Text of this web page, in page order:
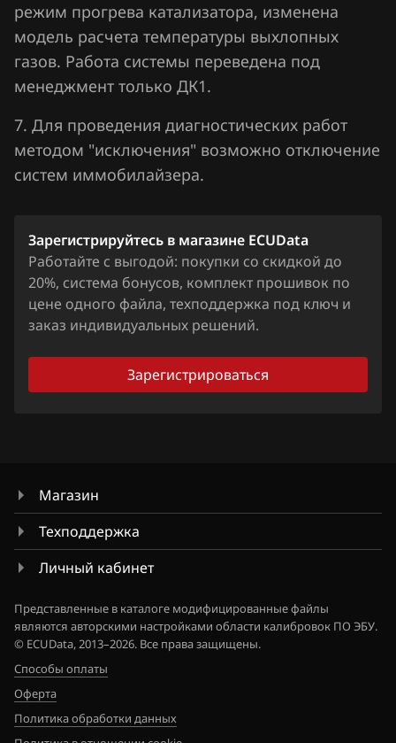
Livan
Luxgen
Maserati
Mazda
MG
Mini
Mitsubishi
Nissan
Omoda
Porsche
Ravon
Renault
Saab
Seat
SGMW
Shacman
режим прогрева катализатора, изменена
модель расчета температуры выхлопных
газов. Работа системы переведена под
менеджмент только ДК1.
7. Для проведения диагностических работ
методом "исключения" возможно отключение
систем иммобилайзера.
Зарегистрируйтесь в магазине ECUData
Работайте с выгодой: покупки со скидкой до
20%, система бонусов, комплект прошивок по
цене одного файла, техподдержка под ключ и
заказ индивидуальных решений.
Зарегистрироваться
Магазин
Техподдержка
Личный кабинет
Представленные в каталоге модифицированные файлы
являются авторскими настройками области калибровок ПО ЭБУ.
© ECUData, 2013–2026. Все права защищены.
Способы оплаты
Оферта
Политика обработки данных